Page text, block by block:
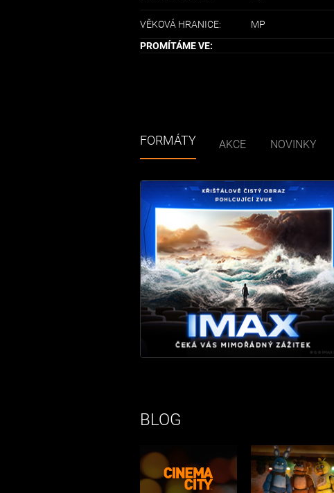
VĚKOVÁ HRANICE:
MP
PROMÍTÁME VE:
FORMÁTY AKCE NOVINKY
BLOG